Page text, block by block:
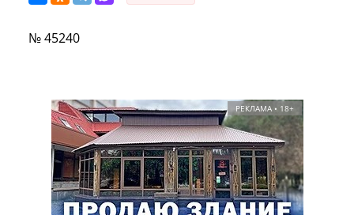
№ 45240
РЕКЛАМА • 18+